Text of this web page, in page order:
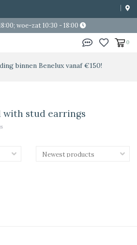
woe-zat 10:30 - 18:00
0
binnen Benelux vanaf €150!
with stud earrings